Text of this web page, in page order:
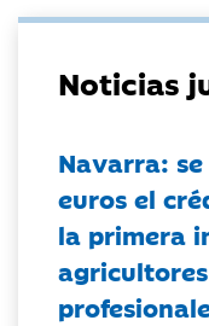
Noticias
Navarra:
euros el
la primera